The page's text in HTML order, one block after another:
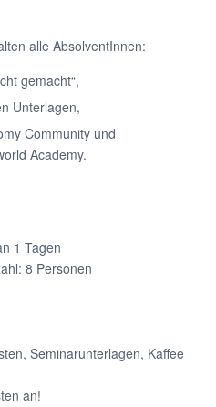
alle AbsolventInnen:
gemacht“,
Unterlagen,
Community und
Academy.
1 Tagen
8 Personen
Seminarunterlagen, Kaffee
an!